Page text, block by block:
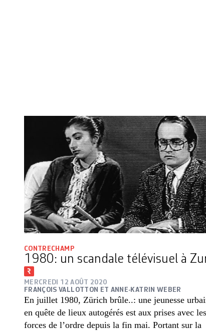
CONTRECHAMP
1980: un scandale télévisuel à
MERCREDI 12 AOÛT 2020
FRANÇOIS VALLOTTON ET ANNE-KATRIN WEBER
En juillet 1980, Zürich brûle..: une jeunesse
en quête de lieux autogérés est aux prises avec les
forces de l’ordre depuis la fin mai. Portant sur la